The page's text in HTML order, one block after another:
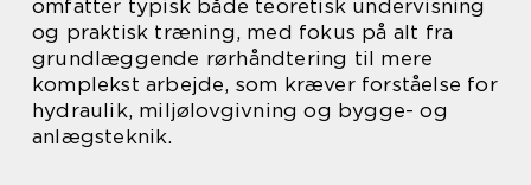
omfatter typisk både teoretisk undervisning
og praktisk træning, med fokus på alt fra
grundlæggende rørhåndtering til mere
komplekst arbejde, som kræver forståelse for
hydraulik, miljølovgivning og bygge- og
anlægsteknik.